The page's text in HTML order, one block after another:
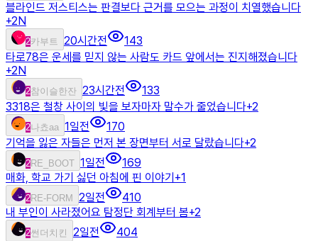
블라인드 저스티스는 판결보다 근거를 모으는 과정이 치열했습니다
+2 N
2카부트 20시간전
143
타로78은 운세를 믿지 않는 사람도 카드 앞에서는 진지해졌습니다
+2 N
2참이슬한잔 23시간전
133
3318은 철창 사이의 빛을 보자마자 말수가 줄었습니다+2
2나쵸aa 1일전
170
기억을 잃은 자들은 먼저 본 장면부터 서로 달랐습니다+2
2RE_BOOT 1일전
169
매화, 학교 가기 싫던 아침에 핀 이야기 +1
2RE-FORM 2일전
410
내 부인이 사라졌어요 탐정단 회계부터 봄+2
2썬더치킨 2일전
404